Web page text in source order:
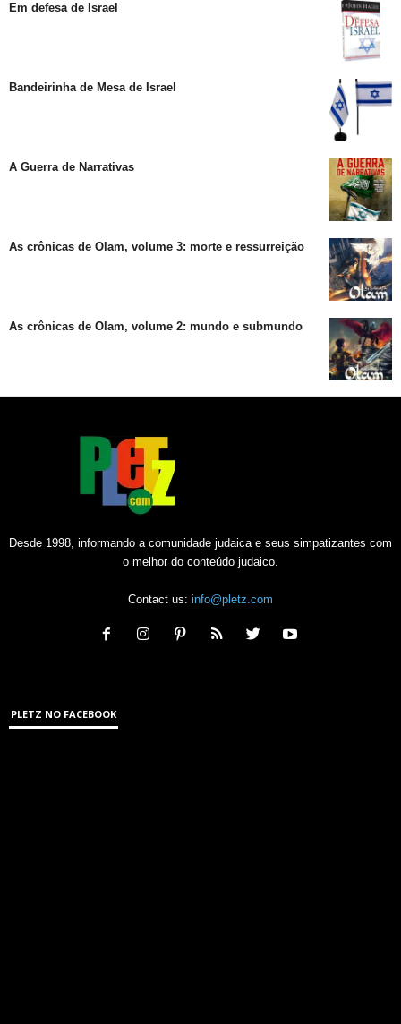
Em defesa de Israel
Bandeirinha de Mesa de Israel
A Guerra de Narrativas
As crônicas de Olam, volume 3: morte e ressurreição
As crônicas de Olam, volume 2: mundo e submundo
Desde 1998, informando a comunidade judaica e seus simpatizantes com
o melhor do conteúdo judaico.
Contact us: info@pletz.com
PLETZ NO FACEBOOK